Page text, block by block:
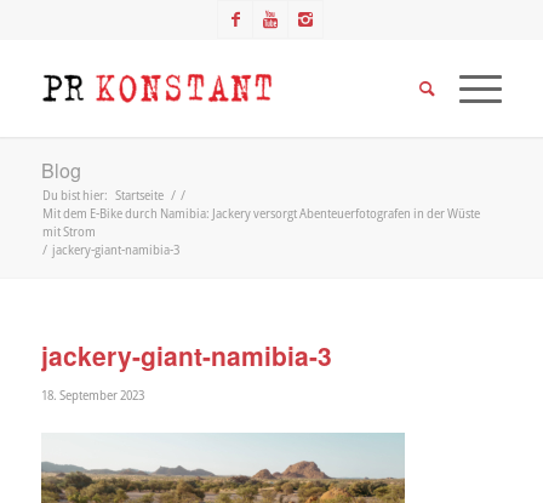
Blog
Du bist hier: Startseite / /
Mit dem E-Bike durch Namibia: Jackery versorgt Abenteuerfotografen in der Wüste
mit Strom
/ jackery-giant-namibia-3
jackery-giant-namibia-3
18. September 2023